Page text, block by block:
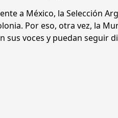
a México, la Selección
Por eso, otra vez, la
sus voces y puedan seguir